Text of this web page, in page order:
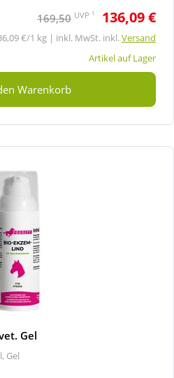
169,50 UVP 1 136,09 €
€/1 kg | inkl. MwSt. inkl.Versand
Artikel auf Lager
Warenkorb
Gel
Gel